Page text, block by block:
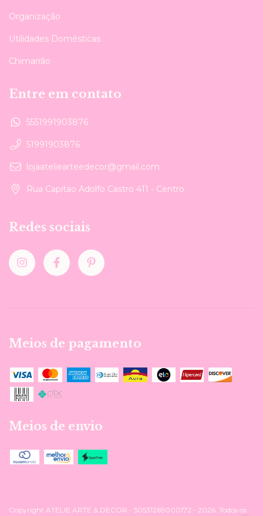
Organização
Utilidades Domésticas
Chimarrão
Entre em contato
5551991903876
51991903876
lojaateliearteedecor@gmail.com
Rua Capitao Adolfo Castro 411 - Centro
Redes sociais
Meios de pagamento
Meios de envio
Copyright ATELIE ARTE & DECOR - 50531269000172 - 2026. Todos os